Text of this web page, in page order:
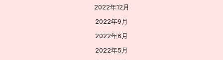
2022年12月
2022年9月
2022年6月
2022年5月